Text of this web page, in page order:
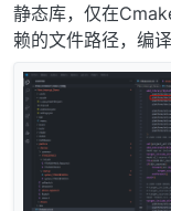
静态库，仅在
赖的文件路径，编译